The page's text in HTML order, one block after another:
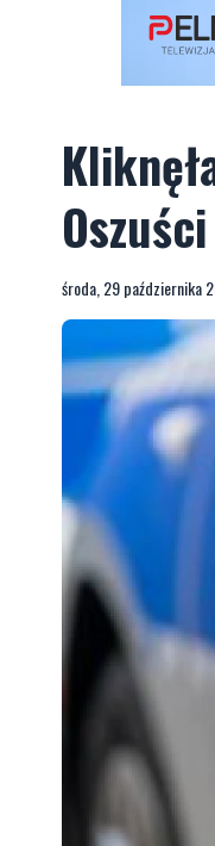
środa, 29 października